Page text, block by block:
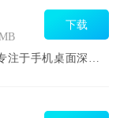
美化、兼具实用性与个性化
下载